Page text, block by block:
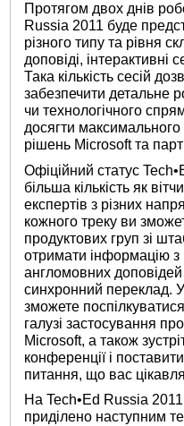
Протягом двох днів
Russia 2011 буде
різного типу та рівня
доповіді, інтерактивні
Така кількість сесій
забезпечити детальне
чи технологічного
досягти
рішень Microsoft та
Офіційний статус
більша кількість як
експертів з різних
кожного треку ви
продуктових груп зі
отримати інформацію
англомовних
синхронний переклад.
зможете
галузі застосування
Microsoft, а також
конференції і
питання, що вас
На Tech•Ed Russia
приділено наступним